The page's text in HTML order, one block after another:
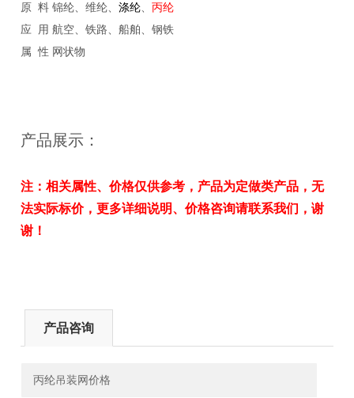
原 料 锦纶、维纶、涤纶、丙纶
应 用 航空、铁路、船舶、钢铁
属 性 网状物
产品展示：
注：相关属性、价格仅供参考，产品为定做类产品，无
法实际标价，更多详细说明、价格咨询请联系我们，谢
谢！
产品咨询